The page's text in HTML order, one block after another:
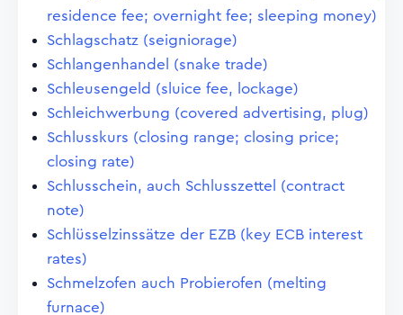
residence fee; overnight fee; sleeping money)
Schlagschatz (seigniorage)
Schlangenhandel (snake trade)
Schleusengeld (sluice fee, lockage)
Schleichwerbung (covered advertising, plug)
Schlusskurs (closing range; closing price;
closing rate)
Schlusschein, auch Schlusszettel (contract
note)
Schlüsselzinssätze der EZB (key ECB interest
rates)
Schmelzofen auch Probierofen (melting
furnace)